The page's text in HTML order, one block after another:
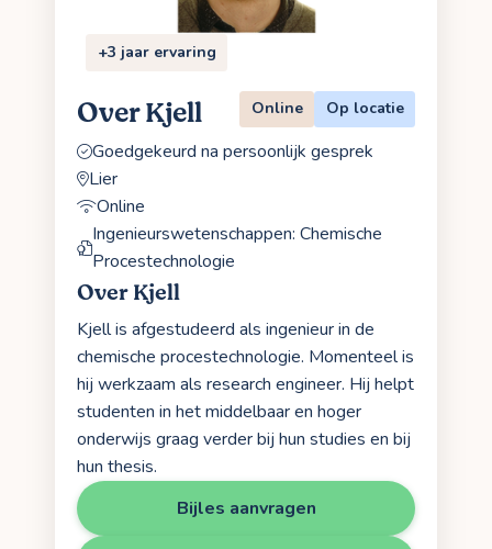
+3 jaar ervaring
Over Kjell Online Op locatie
Goedgekeurd na persoonlijk gesprek
Lier
Online
Ingenieurswetenschappen: Chemische
Procestechnologie
Over Kjell
Kjell is afgestudeerd als ingenieur in de
chemische procestechnologie. Momenteel is
hij werkzaam als research engineer. Hij helpt
studenten in het middelbaar en hoger
onderwijs graag verder bij hun studies en bij
hun thesis.
Bijles aanvragen